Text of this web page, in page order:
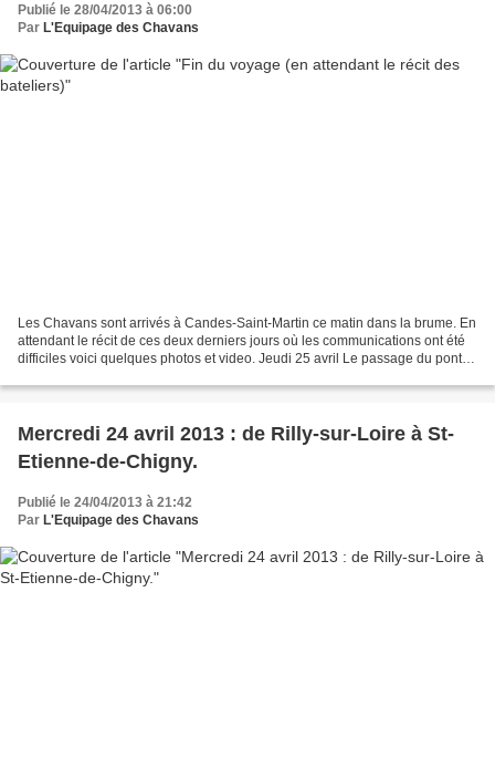
Publié le 28/04/2013 à 06:00
Par L'Equipage des Chavans
Les Chavans sont arrivés à Candes-Saint-Martin ce matin dans la brume. En
attendant le récit de ces deux derniers jours où les communications ont été
difficiles voici quelques photos et video. Jeudi 25 avril Le passage du pont
Mercredi 24 avril 2013 : de Rilly-sur-Loire à St-
Etienne-de-Chigny.
Publié le 24/04/2013 à 21:42
Par L'Equipage des Chavans